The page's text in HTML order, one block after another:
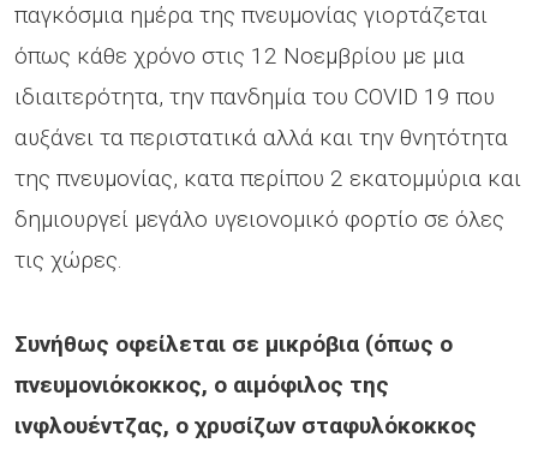
παγκόσμια ημέρα της πνευμονίας γιορτάζεται
όπως κάθε χρόνο στις 12 Νοεμβρίου με μια
ιδιαιτερότητα, την πανδημία του COVID 19 που
αυξάνει τα περιστατικά αλλά και την θνητότητα
της πνευμονίας, κατα περίπου 2 εκατομμύρια και
δημιουργεί μεγάλο υγειονομικό φορτίο σε όλες
τις χώρες.
Συνήθως οφείλεται σε μικρόβια (όπως ο
πνευμονιόκοκκος, ο αιμόφιλος της
ινφλουέντζας, ο χρυσίζων σταφυλόκοκκος